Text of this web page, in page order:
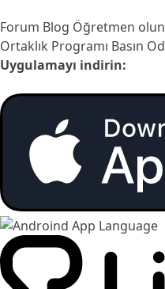
Forum Blog Öğretmen olun
Ortaklık Programı Basın
Uygulamayı indirin: